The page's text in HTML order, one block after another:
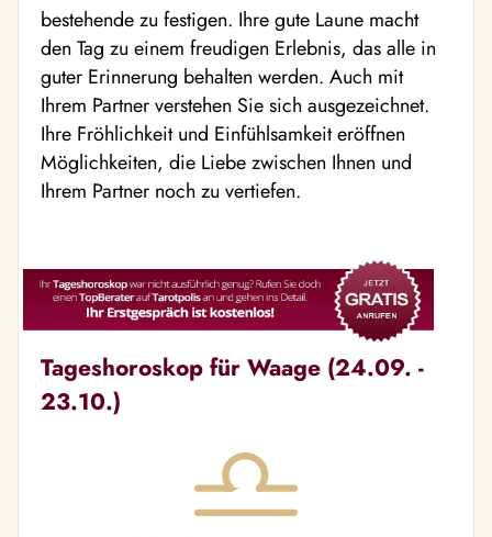
bestehende zu festigen. Ihre gute Laune macht
den Tag zu einem freudigen Erlebnis, das alle in
guter Erinnerung behalten werden. Auch mit
Ihrem Partner verstehen Sie sich ausgezeichnet.
Ihre Fröhlichkeit und Einfühlsamkeit eröffnen
Möglichkeiten, die Liebe zwischen Ihnen und
Ihrem Partner noch zu vertiefen.
Tageshoroskop für Waage (24.09. -
23.10.)